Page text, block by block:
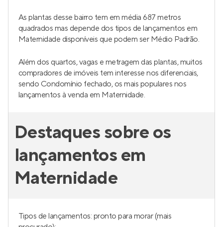
As plantas desse bairro tem em média 687 metros
quadrados mas depende dos tipos de lançamentos em
Maternidade disponíveis que podem ser Médio Padrão.
Além dos quartos, vagas e metragem das plantas, muitos
compradores de imóveis tem interesse nos diferenciais,
sendo Condomínio fechado, os mais populares nos
lançamentos à venda em Maternidade.
Destaques sobre os
lançamentos em
Maternidade
Tipos de lançamentos: pronto para morar (mais